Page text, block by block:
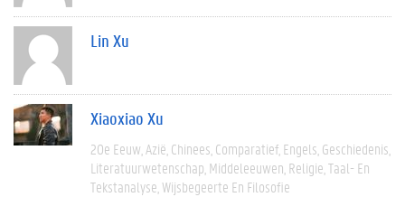
Lin Xu
Xiaoxiao Xu
20e Eeuw Azië Chinees Comparatief Engels Geschiedenis
Literatuurwetenschap Middeleeuwen Religie Taal- En
Tekstanalyse Wijsbegeerte En Filosofie